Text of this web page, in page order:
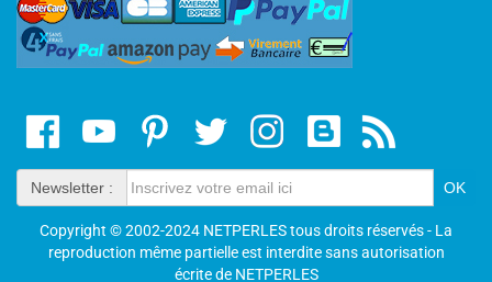
Newsletter :
Copyright © 2002-2024 NETPERLES tous droits réservés - La
reproduction même partielle est interdite sans autorisation
écrite de NETPERLES